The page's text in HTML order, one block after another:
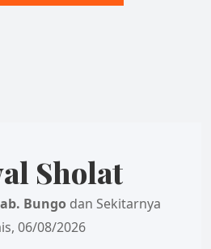
Sholat
Bungo dan Sekitarnya
06/08/2026